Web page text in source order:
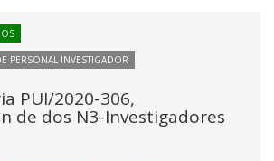
PERSONAL INVESTIGADOR
PUI/2020-306,
de dos N3-Investigadores